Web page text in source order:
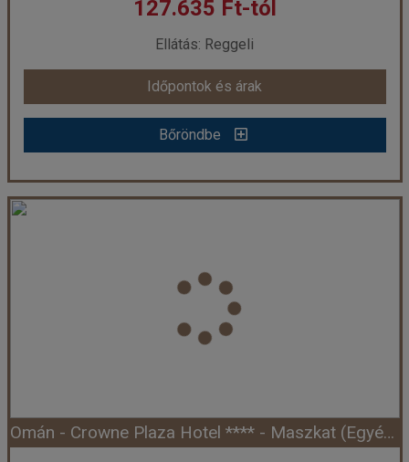
már 105.600 Ft-tól
Időpontok és árak
Bőröndbe
127.635 Ft-tól
Ellátás: Reggeli
Időpontok és árak
Bőröndbe
Omán - Grand Millennium ***** - Maszkat (Egyéni)
Város: Maszkat
Utazás módja:
Egyénileg
Reggeli
Szálláskategória:
Double classic kétágyas szoba, 2 felnőtt
Időpont: 2026-08-07 | 4 éj Omán - Crowne Plaza Hotel **** - Maszkat (Egyéni)